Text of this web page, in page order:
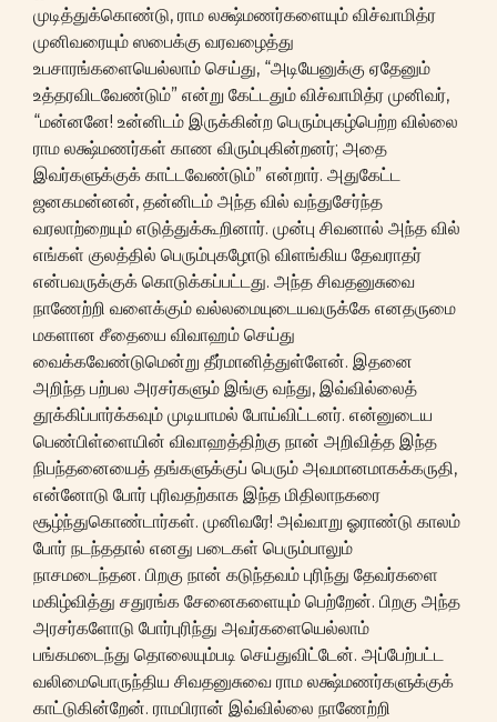
முடித்துக்கொண்டு, ராம லக்ஷ்மணர்களையும் விச்வாமித்ர
முனிவரையும் ஸபைக்கு வரவழைத்து
உபசாரங்களையெல்லாம் செய்து, “அடியேனுக்கு ஏதேனும்
உத்தரவிடவேண்டும்” என்று கேட்டதும் விச்வாமித்ர முனிவர்,
“மன்னனே! உன்னிடம் இருக்கின்ற பெரும்புகழ்பெற்ற வில்லை
ராம லக்ஷ்மணர்கள் காண விரும்புகின்றனர்; அதை
இவர்களுக்குக் காட்டவேண்டும்” என்றார். அதுகேட்ட
ஜனகமன்னன், தன்னிடம் அந்த வில் வந்துசேர்ந்த
வரலாற்றையும் எடுத்துக்கூறினார். முன்பு சிவனால் அந்த வில்
எங்கள் குலத்தில் பெரும்புகழோடு விளங்கிய தேவராதர்
என்பவருக்குக் கொடுக்கப்பட்டது. அந்த சிவதனுசுவை
நாணேற்றி வளைக்கும் வல்லமையுடையவருக்கே எனதருமை
மகளான சீதையை விவாஹம் செய்து
வைக்கவேண்டுமென்று தீர்மானித்துள்ளேன். இதனை
அறிந்த பற்பல அரசர்களும் இங்கு வந்து, இவ்வில்லைத்
தூக்கிப்பார்க்கவும் முடியாமல் போய்விட்டனர். என்னுடைய
பெண்பிள்ளையின் விவாஹத்திற்கு நான் அறிவித்த இந்த
நிபந்தனையைத் தங்களுக்குப் பெரும் அவமானமாகக்கருதி,
என்னோடு போர் புரிவதற்காக இந்த மிதிலாநகரை
சூழ்ந்துகொண்டார்கள். முனிவரே! அவ்வாறு ஓராண்டு காலம்
போர் நடந்ததால் எனது படைகள் பெரும்பாலும்
நாசமடைந்தன. பிறகு நான் கடுந்தவம் புரிந்து தேவர்களை
மகிழ்வித்து சதுரங்க சேனைகளையும் பெற்றேன். பிறகு அந்த
அரசர்களோடு போர்புரிந்து அவர்களையெல்லாம்
பங்கமடைந்து தொலையும்படி செய்துவிட்டேன். அப்பேற்பட்ட
வலிமைபொருந்திய சிவதனுசுவை ராம லக்ஷ்மணர்களுக்குக்
காட்டுகின்றேன். ராமபிரான் இவ்வில்லை நாணேற்றி